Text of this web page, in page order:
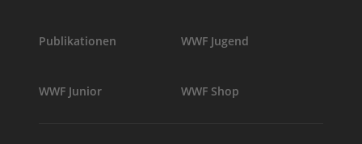
Publikationen WWF Jugend
WWF Junior WWF Shop